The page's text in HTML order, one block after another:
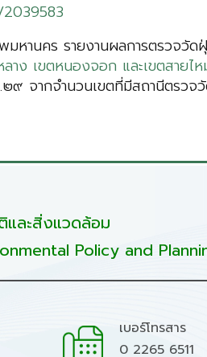
านคร รายงานผลการตรวจวั
ง เขตหนองจอก และเขตสายไห
๙ จากจำนวนเขตที่มีสถานีตร
และสิ่งแวดล้อม
Policy and
เบอร์โทรสาร
0 2265 6511